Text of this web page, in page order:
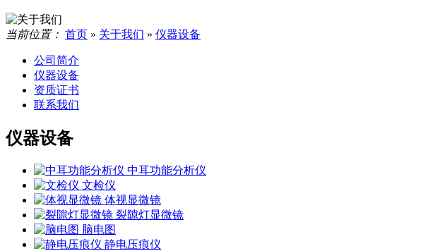
当前位置： 首页 » 关于我们 » 仪器设备
公司简介
仪器设备
资质证书
联系我们
仪器设备
中耳功能分析仪
文检仪
体视显微镜
裂隙灯显微镜
脑电图
静电压痕仪